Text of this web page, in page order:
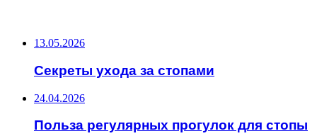
13.05.2026
Секреты ухода за стопами
24.04.2026
Польза регулярных прогулок для стопы